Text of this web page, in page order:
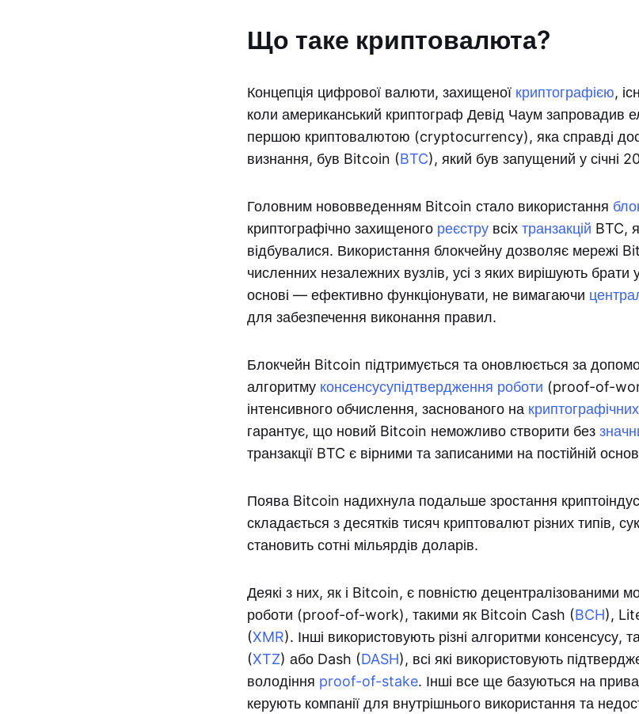
Що таке криптовалюта?
Концепція цифрової валюти, захищеної криптографією,
коли американський криптограф Девід Чаум запровадив
першою криптовалютою (cryptocurrency), яка справді
визнання, був Bitcoin (BTC), який був запущений у січні
Головним нововведенням Bitcoin стало використання
криптографічно захищеного реєстру всіх транзакцій BTC,
відбувалися. Використання блокчейну дозволяє мережі
численних незалежних вузлів, усі з яких вирішують брати
основі — ефективно функціонувати, не вимагаючи
для забезпечення виконання правил.
Блокчейн Bitcoin підтримується та оновлюється за
алгоритму консенсусупідтвердження роботи (proof-of-
інтенсивного обчислення, заснованого на
гарантує, що новий Bitcoin неможливо створити без
транзакції BTC є вірними та записаними на постійній
Поява Bitcoin надихнула подальше зростання
складається з десятків тисяч криптовалют різних типів,
становить сотні мільярдів доларів.
Деякі з них, як і Bitcoin, є повністю децентралізованими
роботи (proof-of-work), такими як Bitcoin Cash (BCH),
(XMR). Інші використовують різні алгоритми консенсусу,
(XTZ) або Dash (DASH), всі які використовують
володіння proof-of-stake. Інші все ще базуються на
керують компанії для внутрішнього використання та